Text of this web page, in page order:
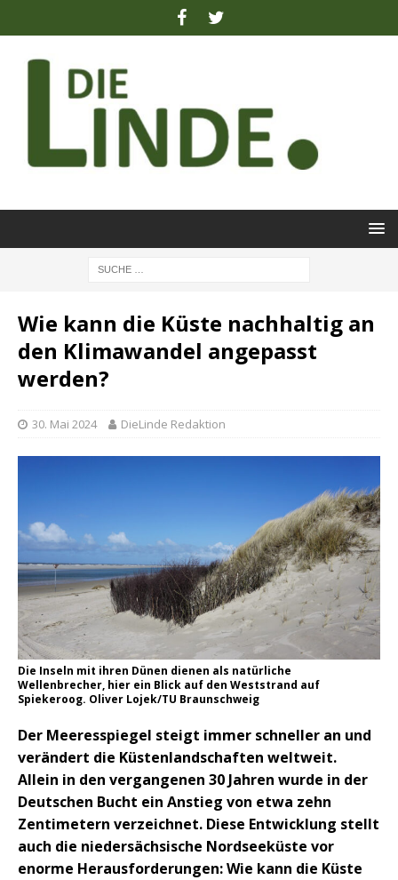
Wie kann die Küste nachhaltig an
den Klimawandel angepasst
werden?
30. Mai 2024 DieLinde Redaktion
Die Inseln mit ihren Dünen dienen als natürliche
Wellenbrecher, hier ein Blick auf den Weststrand auf
Spiekeroog. Oliver Lojek/TU Braunschweig
Der Meeresspiegel steigt immer schneller an und
verändert die Küstenlandschaften weltweit.
Allein in den vergangenen 30 Jahren wurde in der
Deutschen Bucht ein Anstieg von etwa zehn
Zentimetern verzeichnet. Diese Entwicklung stellt
auch die niedersächsische Nordseeküste vor
enorme Herausforderungen: Wie kann die Küste